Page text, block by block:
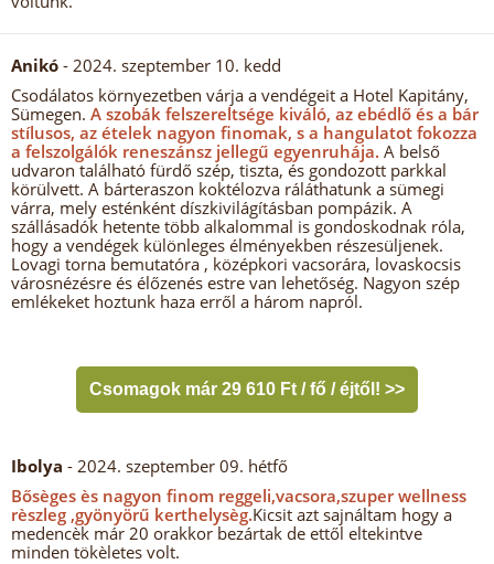
Anikó - 2024. szeptember 10. kedd
Csodálatos környezetben várja a vendégeit a Hotel Kapitány,
Sümegen. A szobák felszereltsége kiváló, az ebédlő és a bár
stílusos, az ételek nagyon finomak, s a hangulatot fokozza
a felszolgálók reneszánsz jellegű egyenruhája. A belső
udvaron található fürdő szép, tiszta, és gondozott parkkal
körülvett. A bárteraszon koktélozva ráláthatunk a sümegi
várra, mely esténként díszkivilágításban pompázik. A
szállásadók hetente több alkalommal is gondoskodnak róla,
hogy a vendégek különleges élményekben részesüljenek.
Lovagi torna bemutatóra , középkori vacsorára, lovaskocsis
városnézésre és élőzenés estre van lehetőség. Nagyon szép
emlékeket hoztunk haza erről a három napról.
Csomagok már 29 610 Ft / fő / éjtől! >>
Ibolya - 2024. szeptember 09. hétfő
Bősèges ès nagyon finom reggeli,vacsora,szuper wellness
rèszleg ,gyönyörű kerthelysèg.Kicsit azt sajnáltam hogy a
medencèk már 20 orakkor bezártak de ettől eltekintve
minden tökèletes volt.